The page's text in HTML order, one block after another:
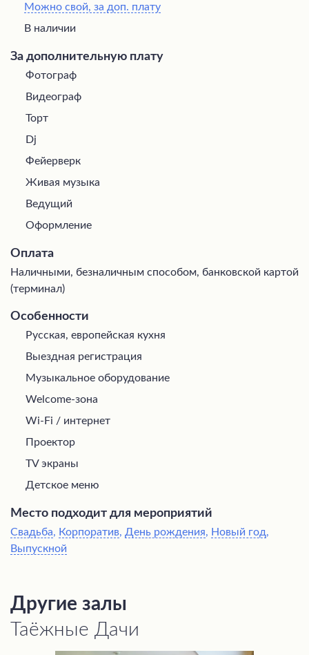
Можно свой, за доп. плату
В наличии
За дополнительную плату
Фотограф
Видеограф
Торт
Dj
Фейерверк
Живая музыка
Ведущий
Оформление
Оплата
Наличными, безналичным способом, банковской картой
(терминал)
Особенности
Русская, европейская кухня
Выездная регистрация
Музыкальное оборудование
Welcome-зона
Wi-Fi / интернет
Проектор
TV экраны
Детское меню
Место подходит для мероприятий
Свадьба, Корпоратив, День рождения, Новый год,
Выпускной
Другие залы
Таёжные Дачи